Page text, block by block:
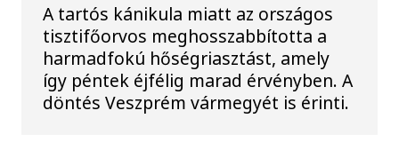
A tartós kánikula miatt az országos
tisztifőorvos meghosszabbította a
harmadfokú hőségriasztást, amely
így péntek éjfélig marad érvényben. A
döntés Veszprém vármegyét is érinti.